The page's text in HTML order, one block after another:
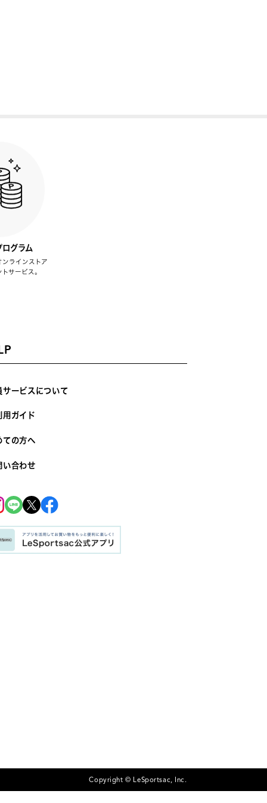
ログラム
ラインストア
サービス。
サービスについて
用ガイド
ての方へ
い合わせ
Copyright © LeSportsac, Inc.